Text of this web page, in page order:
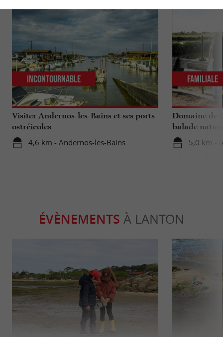
Visiter Andernos-les-Bains et ses ports
ostréicoles
4,6 km - Andernos-les-Bains
Incontournable
Domaine de
balade
5,0 km -
Familiale
ÉVÈNEMENTS À LANTON